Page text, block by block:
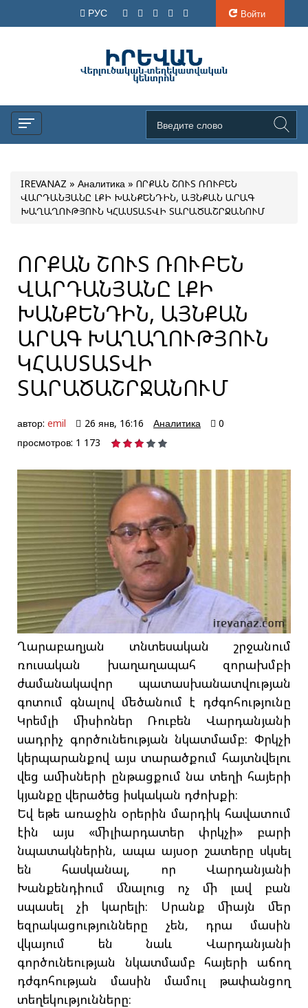
РУС Войти
IREVANAZ » Аналитика » ՈՐՔԱՆ ՇՈՒՏ ՌՈՒԲԵՆ
ՎԱՐԴԱՆՅԱՆԸ ԼՔԻ ԽԱՆՔԵՆԴԻՆ, ԱՅՆՔԱՆ ԱՐԱԳ
ԽԱՂԱՂՈՒԹՅՈՒՆ ԿՀԱՍՏԱՏՎԻ ՏԱՐԱԾԱՇՐՋԱՆՈՒՄ
ՈՐՔԱՆ ՇՈՒՏ ՌՈՒԲԵՆ
ՎԱՐԴԱՆՅԱՆԸ ԼՔԻ
ԽԱՆՔԵՆԴԻՆ, ԱՅՆՔԱՆ
ԱՐԱԳ ԽԱՂԱՂՈՒԹՅՈՒՆ
ԿՀԱՍՏԱՏՎԻ
ՏԱՐԱԾԱՇՐՋԱՆՈՒՄ
автор: emil 26 янв, 16:16 Аналитика
0
просмотров: 1 173
Ղարաբաղյան տնտեսական շրջանում
ռուսական խաղաղապահ զորախմբի
ժամանակավոր պատասխանատվության
գոտում գնալով մեծանում է դժգոհությունը
Կրեմլի միսիոներ Ռուբեն Վարդանյանի
սադրիչ գործունեության նկատմամբ։ Փրկչի
կերպարանքով այս տարածքում հայտնվելու
վեց ամիսների ընթացքում նա տեղի հայերի
կյանքը վերածեց իսկական դժոխքի։
Եվ եթե առաջին օրերին մարդիկ հավատում
էին այս «միլիարդատեր փրկչի» բարի
նպատակներին, ապա այսօր շատերը սկսել
են հասկանալ, որ Վարդանյանի
Խանքենդիում մնալուց ոչ մի լավ բան
սպասել չի կարելի։ Սրանք միայն մեր
եզրակացությունները չեն, դրա մասին
վկայում են նաև Վարդանյանի
գործունեության նկատմամբ հայերի աճող
դժգոհության մասին մամուլ թափանցող
տեղեկությունները։